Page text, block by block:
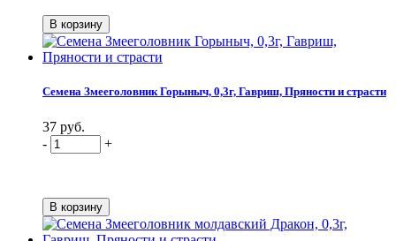
Семена Змееголовник Горыныч, 0,3г, Гавриш, Пряности и страсти
37 руб.
-
+